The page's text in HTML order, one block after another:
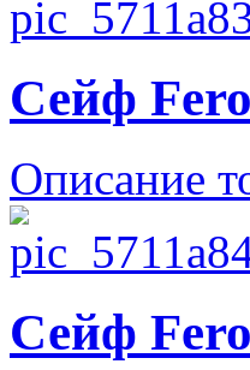
Сейф
Описание
Сейф